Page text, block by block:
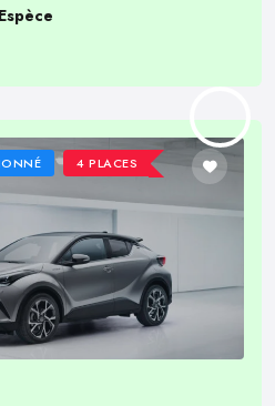
Espèce
4 PLACES